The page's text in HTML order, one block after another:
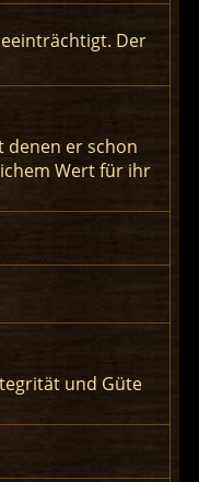
Der
denen er schon
Wert für ihr
und Güte